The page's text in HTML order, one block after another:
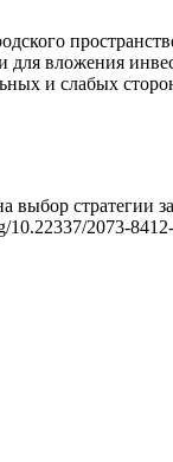
для вложения
и слабых
стратегии
10.22337/2073-